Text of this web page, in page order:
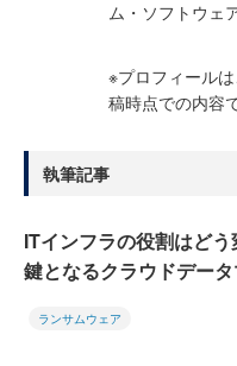
ム・ソフトウェ
※プロフィール
稿時点での内容
執筆記事
ITインフラの役割はど
鍵となるクラウドデー
ランサムウェア